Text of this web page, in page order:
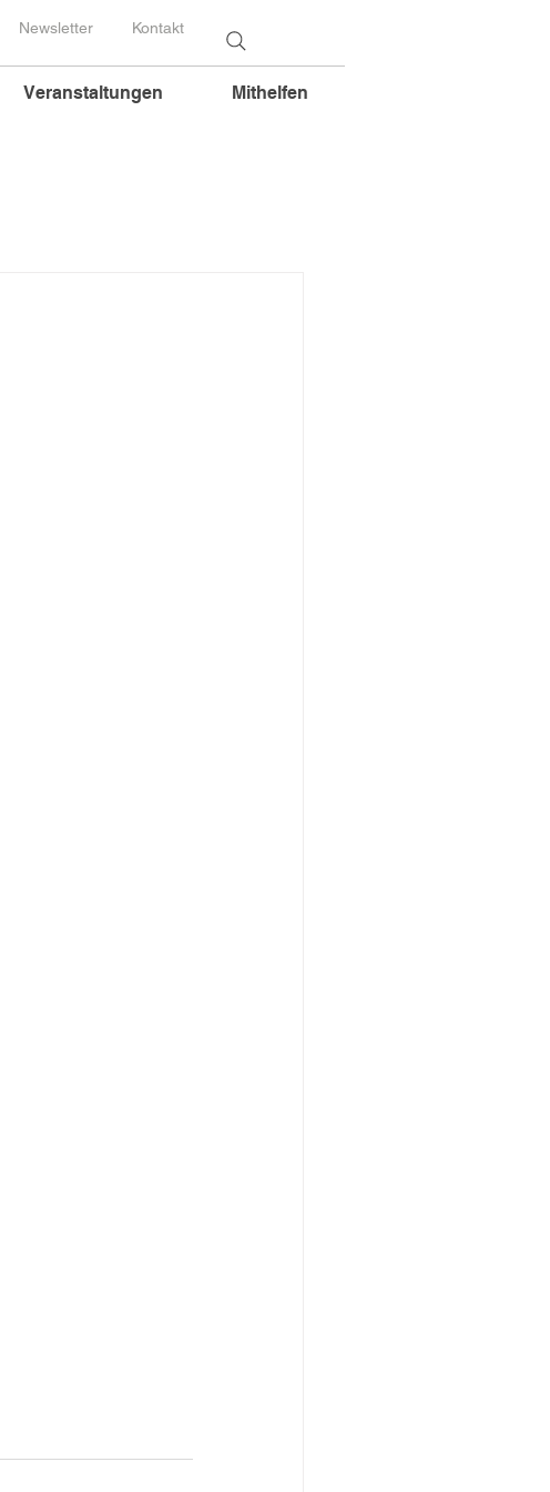
Newsletter Kontakt
Veranstaltungen Mithelfen